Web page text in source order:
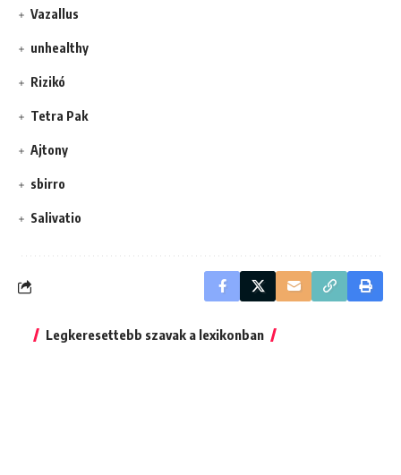
Vazallus
unhealthy
Rizikó
Tetra Pak
Ajtony
sbirro
Salivatio
Legkeresettebb szavak a lexikonban